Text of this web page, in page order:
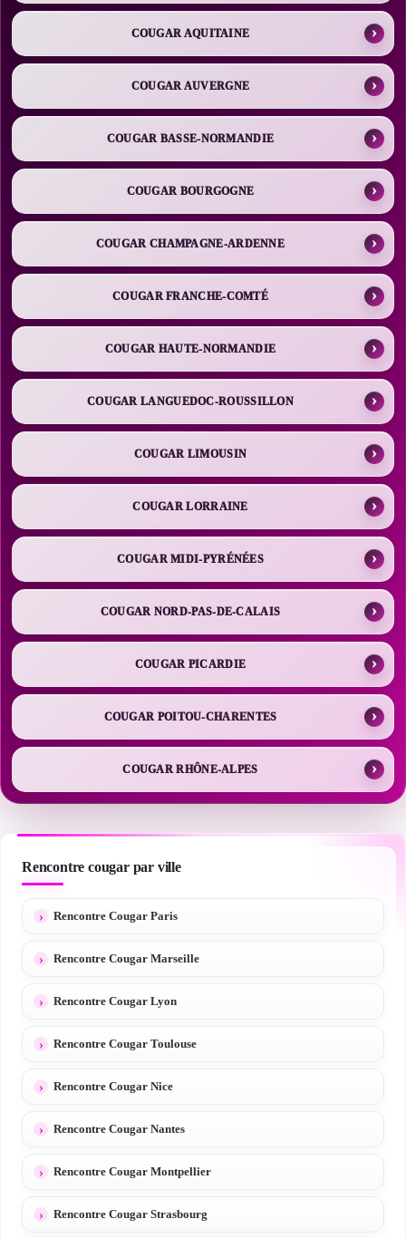
COUGAR AQUITAINE
COUGAR AUVERGNE
COUGAR BASSE-NORMANDIE
COUGAR BOURGOGNE
COUGAR CHAMPAGNE-ARDENNE
COUGAR FRANCHE-COMTÉ
COUGAR HAUTE-NORMANDIE
COUGAR LANGUEDOC-ROUSSILLON
COUGAR LIMOUSIN
COUGAR LORRAINE
COUGAR MIDI-PYRÉNÉES
COUGAR NORD-PAS-DE-CALAIS
COUGAR PICARDIE
COUGAR POITOU-CHARENTES
COUGAR RHÔNE-ALPES
Rencontre cougar par ville
Rencontre Cougar Paris
Rencontre Cougar Marseille
Rencontre Cougar Lyon
Rencontre Cougar Toulouse
Rencontre Cougar Nice
Rencontre Cougar Nantes
Rencontre Cougar Montpellier
Rencontre Cougar Strasbourg